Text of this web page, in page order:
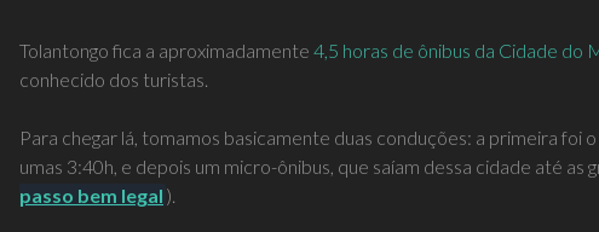
Tolantongo fica a aproximadamente 4,5 horas de ônibus da Cidade do
conhecido dos turistas.
Para chegar lá, tomamos basicamente duas conduções: a primeira foi
umas 3:40h, e depois um micro-ônibus, que saíam dessa cidade até
passo bem legal ).